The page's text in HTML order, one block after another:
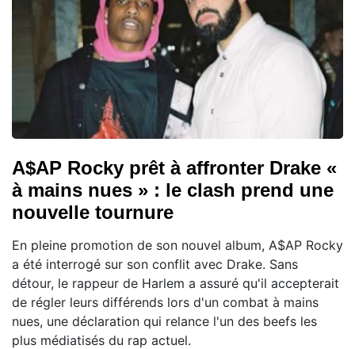
A$AP Rocky prêt à affronter Drake «
à mains nues » : le clash prend une
nouvelle tournure
En pleine promotion de son nouvel album, A$AP Rocky
a été interrogé sur son conflit avec Drake. Sans
détour, le rappeur de Harlem a assuré qu'il accepterait
de régler leurs différends lors d'un combat à mains
nues, une déclaration qui relance l'un des beefs les
plus médiatisés du rap actuel.